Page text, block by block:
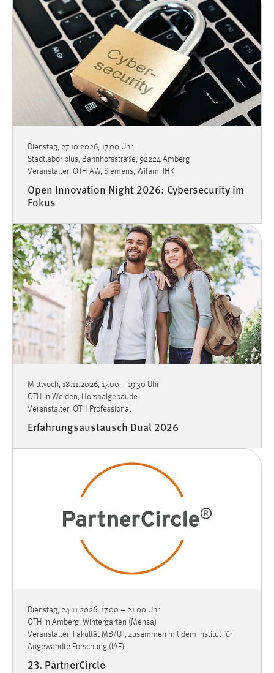
Dienstag, 27.10.2026, 17.00 Uhr
Stadtlabor plus, Bahnhofsstraße, 92224 Amberg
Veranstalter: OTH AW, Siemens, Wifam, IHK
Open Innovation Night 2026: Cybersecurity im
Fokus
Mittwoch, 18.11.2026, 17.00 – 19.30 Uhr
OTH in Weiden, Hörsaalgebäude
Veranstalter: OTH Professional
Erfahrungsaustausch Dual 2026
Dienstag, 24.11.2026, 17.00 – 21.00 Uhr
OTH in Amberg, Wintergarten (Mensa)
Veranstalter: Fakultät MB/UT, zusammen mit dem Institut für
Angewandte Forschung (IAF)
23. PartnerCircle